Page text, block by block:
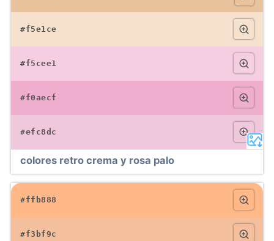
#f5e1ce
#f5cee1
#f0aecf
#efc8dc
colores retro crema y rosa palo
#ffb888
#f3bf9c